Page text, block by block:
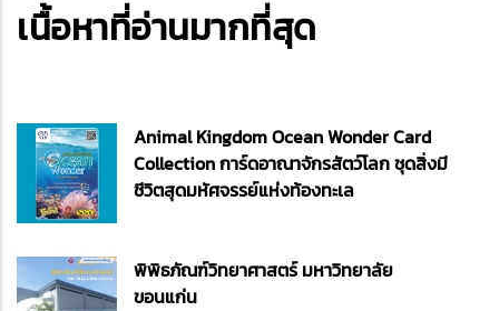
เนื้อหาที่อ่านมากที่สุด
Animal Kingdom Ocean Wonder Card
Collection การ์ดอาณาจักรสัตว์โลก ชุดสิ่งมี
ชีวิตสุดมหัศจรรย์แห่งท้องทะเล
พิพิธภัณฑ์วิทยาศาสตร์ มหาวิทยาลัย
ขอนแก่น